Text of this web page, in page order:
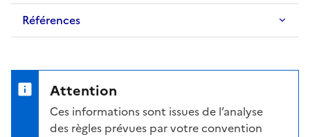
Références
Attention
Ces informations sont issues de l’analyse
des règles prévues par votre convention